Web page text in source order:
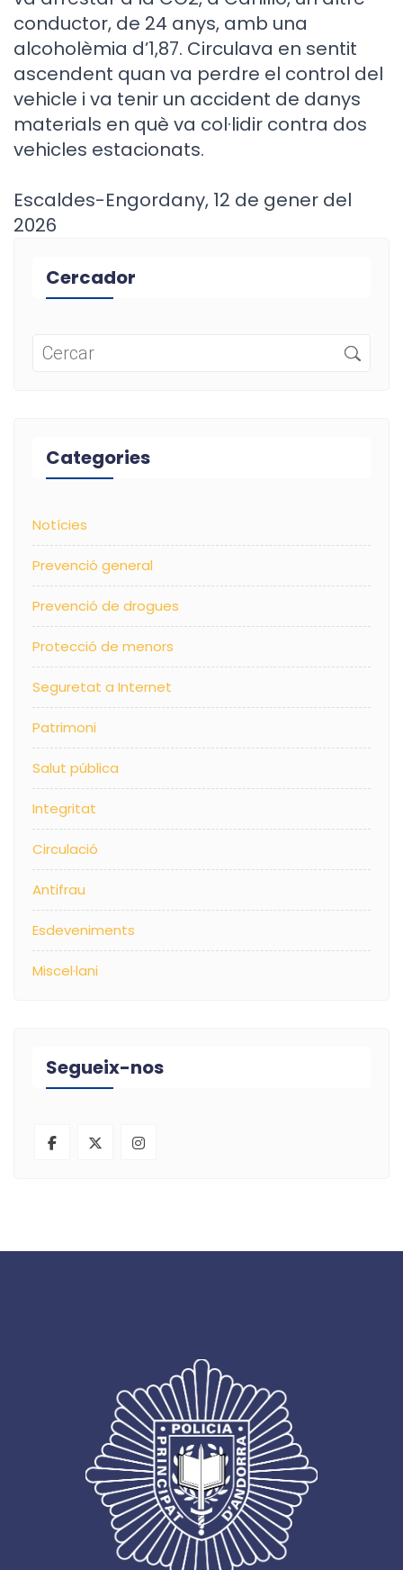
conductor, de 24 anys, amb una
alcoholèmia d’1,87. Circulava en sentit
ascendent quan va perdre el control del
vehicle i va tenir un accident de danys
materials en què va col·lidir contra dos
vehicles estacionats.
Escaldes-Engordany, 12 de gener del
2026
Cercador
Categories
Notícies
Prevenció general
Prevenció de drogues
Protecció de menors
Seguretat a Internet
Patrimoni
Salut pública
Integritat
Circulació
Antifrau
Esdeveniments
Miscel·lani
Segueix-nos